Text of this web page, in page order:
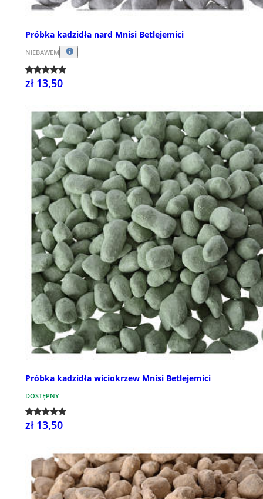
Próbka kadzidła nard Mnisi Betlejemici
NIEBAWEM
zł 13,50
Próbka kadzidła wiciokrzew Mnisi Betlejemici
DOSTĘPNY
zł 13,50